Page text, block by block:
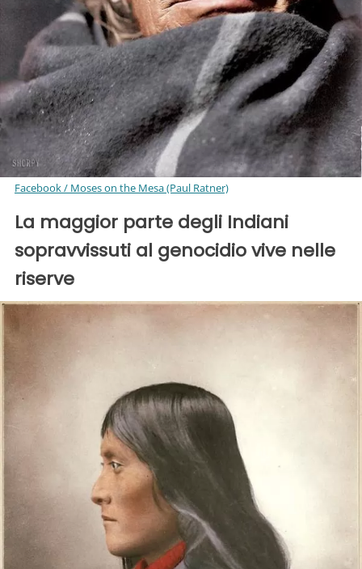
Facebook / Moses on the Mesa (Paul Ratner)
La maggior parte degli Indiani
sopravvissuti al genocidio vive nelle
riserve